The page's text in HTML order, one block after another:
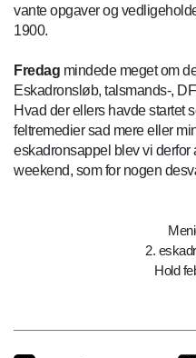
vante opgaver og
1900.
Fredag mindede meget om
Eskadronsløb, talsmands-,
Hvad der ellers havde startet
feltremedier sad mere eller
eskadronsappel blev vi derfor
weekend, som for nogen
2.
Hold